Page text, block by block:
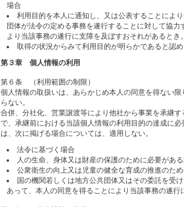
場合
利用目的を本人に通知し、又は公表することによ
団体が法令の定める事務を遂行することに対して協
より当該事務の遂行に支障を及ぼすおそれがあるとき。
取得の状況からみて利用目的が明らかであると認
第３章 個人情報の利用
第６条 （利用範囲の制限）
個人情報の取扱いは、あらかじめ本人の同意を得ない
らない。
合併、分社化、営業譲渡等により他社から事業を承継
で、承継前における当該個人情報の利用目的の達成に
は、次に掲げる場合については、適用しない。
法令に基づく場合
人の生命、身体又は財産の保護のために必要があ
公衆衛生の向上又は児童の健全な育成の推進のた
国の機関若しくは地方公共団体又はその委託を受
あって、本人の同意を得ることにより当該事務の遂行